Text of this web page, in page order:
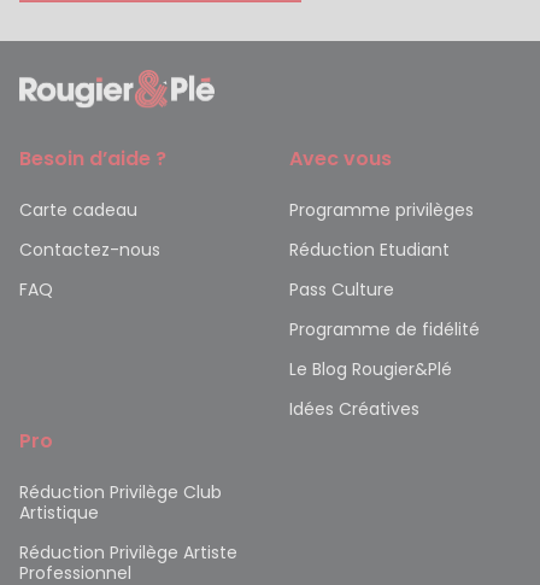
Besoin d’aide ?
Carte cadeau
Contactez-nous
FAQ
Avec vous
Programme privilèges
Réduction Etudiant
Pass Culture
Programme de fidélité
Le Blog Rougier&Plé
Idées Créatives
Pro
Réduction Privilège Club
Artistique
Réduction Privilège Artiste
Professionnel